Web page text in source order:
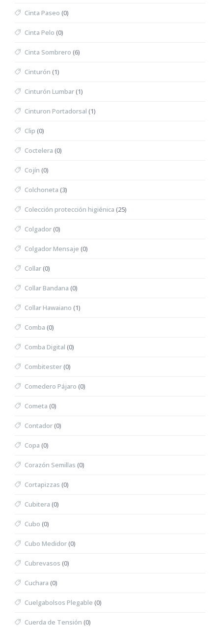
Cinta Paseo (0)
Cinta Pelo (0)
Cinta Sombrero (6)
Cinturón (1)
Cinturón Lumbar(1)
Cinturon Portadorsal (1)
Clip (0)
Coctelera (0)
Cojín (0)
Colchoneta (3)
Colección protección higiénica (25)
Colgador(0)
Colgador Mensaje (0)
Collar(0)
Collar Bandana (0)
Collar Hawaiano (1)
Comba (0)
Comba Digital (0)
Combitester(0)
Comedero Pájaro (0)
Cometa (0)
Contador(0)
Copa (0)
Corazón Semillas (0)
Cortapizzas (0)
Cubitera (0)
Cubo (0)
Cubo Medidor(0)
Cubrevasos (0)
Cuchara (0)
Cuelgabolsos Plegable (0)
Cuerda de Tensión (0)